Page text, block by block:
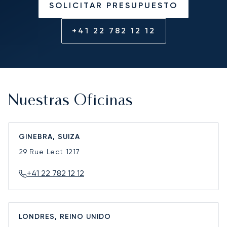
SOLICITAR PRESUPUESTO
+41 22 782 12 12
Nuestras Oficinas
GINEBRA, SUIZA
29 Rue Lect 1217
+41 22 782 12 12
LONDRES, REINO UNIDO